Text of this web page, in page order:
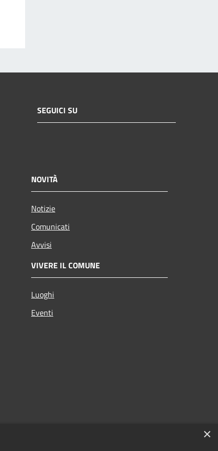
SEGUICI SU
NOVITÀ
Notizie
Comunicati
Avvisi
VIVERE IL COMUNE
Luoghi
Eventi
×